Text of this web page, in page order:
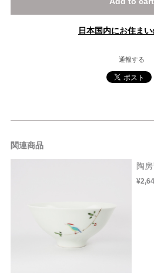
日本国内にお住ま
通報する
関連商品
陶